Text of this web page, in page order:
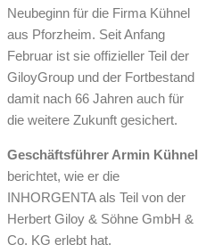
Neubeginn für die Firma Kühnel
aus Pforzheim. Seit Anfang
Februar ist sie offizieller Teil der
GiloyGroup und der Fortbestand
damit nach 66 Jahren auch für
die weitere Zukunft gesichert.
Geschäftsführer Armin Kühnel
berichtet, wie er die
INHORGENTA als Teil von der
Herbert Giloy & Söhne GmbH &
Co. KG erlebt hat.